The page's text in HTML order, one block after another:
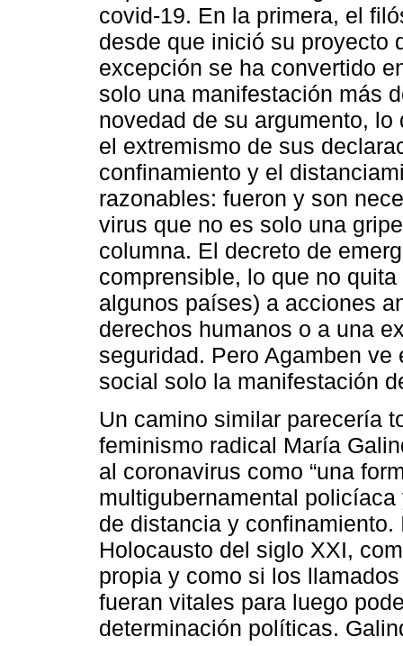
covid-19. En la primera, el
desde que inició su proyecto
excepción se ha convertido
solo una manifestación más
novedad de su argumento,
el extremismo de sus
confinamiento y el
razonables: fueron y son
virus que no es solo una
columna. El decreto de
comprensible, lo que no
algunos países) a acciones
derechos humanos o a una
seguridad. Pero Agamben
social solo la manifestación
Un camino similar parecería
feminismo radical María
al coronavirus como “una
multigubernamental
de distancia y
Holocausto del siglo XXI,
propia y como si los
fueran vitales para luego
determinación políticas.